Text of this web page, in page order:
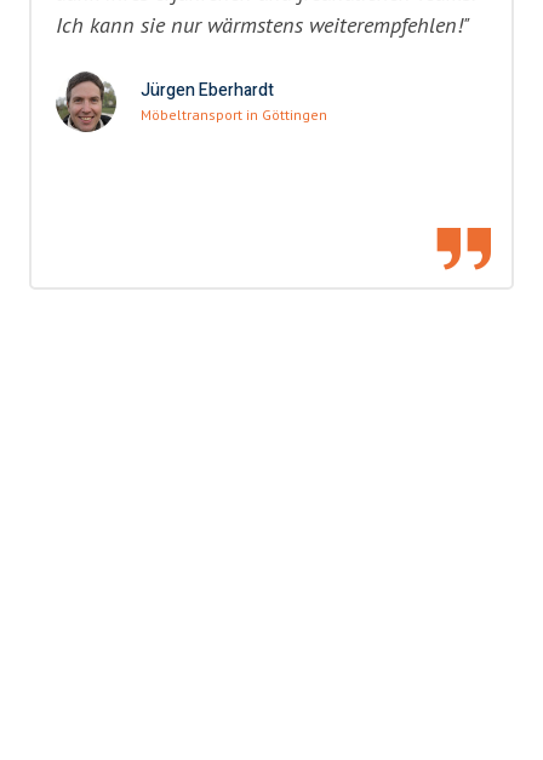
Ich kann sie nur wärmstens weiterempfehlen!"
Jürgen Eberhardt
Möbeltransport in Göttingen